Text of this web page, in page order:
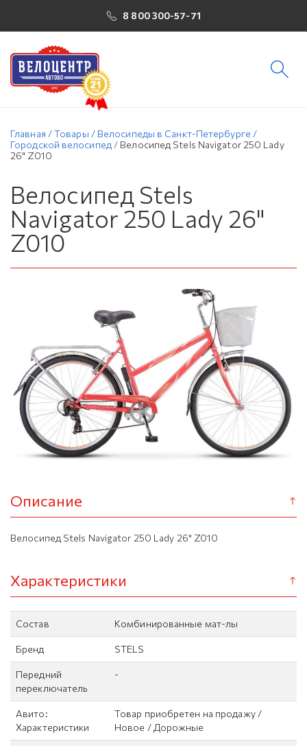
8 800 300-57-71
Главная /Товары / Велосипеды в Санкт-Петербурге /
Городской велосипед / Велосипед Stels Navigator 250 Lady
26" Z010
Велосипед Stels
Navigator 250 Lady 26"
Z010
Описание
Велосипед Stels Navigator 250 Lady 26" Z010
Характеристики
Состав Комбинированные мат-лы
Бренд STELS
Передний
переключатель
-
Авито:
Характеристики
Товар приобретен на продажу /
Новое / Дорожные